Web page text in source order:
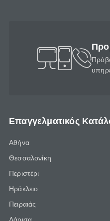
Επαγγελματικός
Αθήνα
Θεσσαλονίκη
Περιστέρι
Ηράκλειο
Πειραιάς